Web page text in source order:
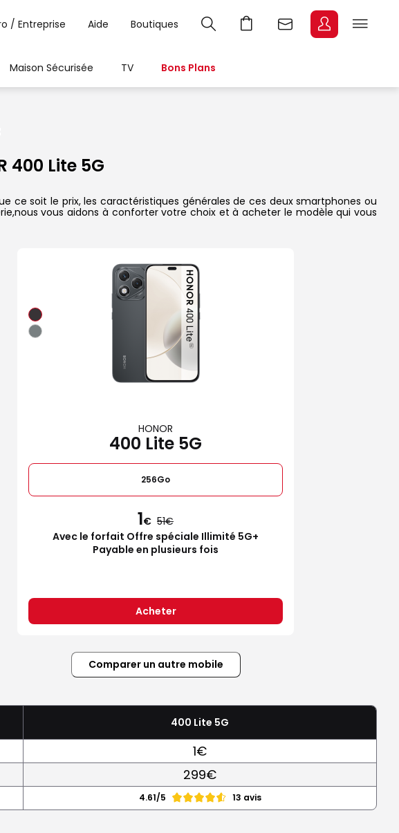
/ Entreprise Aide Boutiques
Maison Sécurisée TV Bons Plans
400 Lite 5G
ce soit le prix, les caractéristiques générales de ces deux smartphones ou
vous aidons à conforter votre choix et à acheter le modèle qui vous
HONOR
400 Lite 5G
256Go
1€ 51
Avec le forfait Offre spéciale Illimité 5G+
Payable en plusieurs fois
Acheter
Comparer un autre mobile
400 Lite 5G
1€
299€
4.61/5 13 avis